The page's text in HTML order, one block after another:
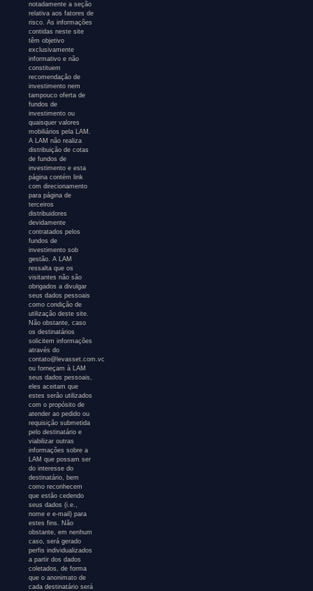
notadamente a seção
relativa aos fatores de
risco. As informações
contidas neste site
têm objetivo
exclusivamente
informativo e não
constituem
recomendação de
investimento nem
tampouco oferta de
fundos de
investimento ou
quaisquer valores
mobiliários pela LAM.
A LAM não realiza
distribuição de cotas
de fundos de
investimento e esta
página contém link
com direcionamento
para página de
terceiros
distribuidores
devidamente
contratados pelos
fundos de
investimento sob
gestão. A LAM
ressalta que os
visitantes não são
obrigados a divulgar
seus dados pessoais
como condição de
utilização deste site.
Não obstante, caso
os destinatários
solicitem informações
através do
contato@levasset.com.vc
ou forneçam à LAM
seus dados pessoais,
eles aceitam que
estes serão utilizados
com o propósito de
atender ao pedido ou
requisição submetida
pelo destinatário e
viabilizar outras
informações sobre a
LAM que possam ser
do interesse do
destinatário, bem
como reconhecem
que estão cedendo
seus dados (i.e.,
nome e e-mail) para
estes fins. Não
obstante, em nenhum
caso, será gerado
perfis individualizados
a partir dos dados
coletados, de forma
que o anonimato de
cada destinatário será